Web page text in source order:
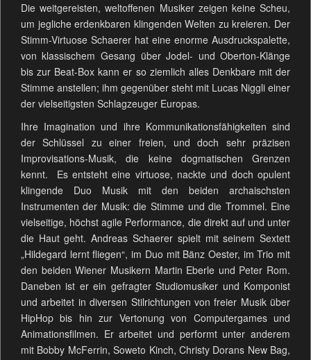
Die weitgereisten, weltoffenen Musiker zeigen keine Scheu,
um jegliche erdenkbaren klingenden Welten zu kreieren. Der
Stimm-Virtuose Schaerer hat eine enorme Ausdruckspalette,
von klassischem Gesang über Jodel- und Oberton-Klänge
bis zur Beat-Box kann er so ziemlich alles Denkbare mit der
Stimme anstellen; ihm gegenüber steht mit Lucas Niggli einer
der vielseitigsten Schlagzeuger Europas.
Ihre Imagination und ihre Kommunikationsfähigkeiten sind
der Schlüssel zu einer freien, und doch sehr präzisen
Improvisations-Musik, die keine dogmatischen Grenzen
kennt. Es entsteht eine virtuose, nackte und doch opulent
klingende Duo Musik mit den beiden archaischsten
Instrumenten der Musik: die Stimme und die Trommel. Eine
vielseitige, höchst agile Performance, die direkt auf und unter
die Haut geht. Andreas Schaerer spielt mit seinem Sextett
„Hildegard lernt fliegen“, im Duo mit Bänz Oester, im Trio mit
den beiden Wiener Musikern Martin Eberle und Peter Rom.
Daneben ist er ein gefragter Studiomusiker und Komponist
und arbeitet in diversen Stilrichtungen von freier Musik über
HipHop bis hin zur Vertonung von Computergames und
Animationsfilmen. Er arbeitet und performt unter anderem
mit Bobby McFerrin, Soweto Kinch, Christy Dorans New Bag,